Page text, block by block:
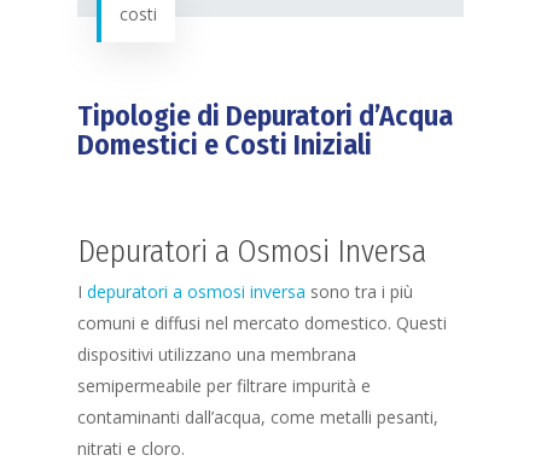
costi
Tipologie di Depuratori d’Acqua
Domestici e Costi Iniziali
Depuratori a Osmosi Inversa
Idepuratori a osmosi inversa sono tra i più
comuni e diffusi nel mercato domestico. Questi
dispositivi utilizzano una membrana
semipermeabile per filtrare impurità e
contaminanti dall’acqua, come metalli pesanti,
nitrati e cloro.